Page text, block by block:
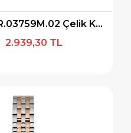
Ferrucci FER.03759M.02 Çelik Kordon Kadın Kol Saati
2.939,30 TL